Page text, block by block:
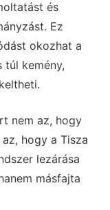
és
Ez
okozhat a
túl kemény,
nem az, hogy
hogy a Tisza
lezárása
másfajta